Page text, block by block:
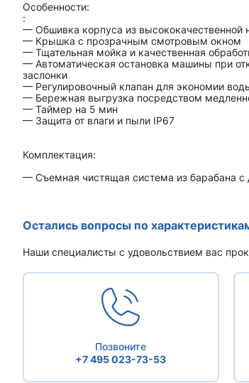
Особенности:
:
— Обшивка корпуса из
— Крышка с прозрачным смотровым окном
— Тщательная мойка и качественная
— Автоматическая остановка машины при
заслонки
— Регулировочный клапан для экономии
— Бережная выгрузка посредством
— Таймер на 5 мин
— Защита от влаги и пыли IP67
Комплектация:
— Съемная чистящая система из барабана
Остались вопросы по
Наши специалисты с удовольствием вас
Позвоните
+7 495 023-73-53